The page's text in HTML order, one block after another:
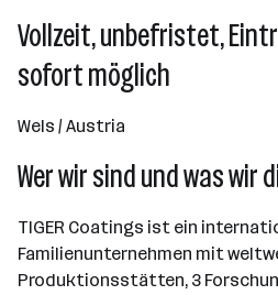
Vollzeit, unbefristet,
sofort möglich
Wels / Austria
Wer wir sind und was wir
TIGER Coatings ist ein
Familienunternehmen mit
Produktionsstätten, 3